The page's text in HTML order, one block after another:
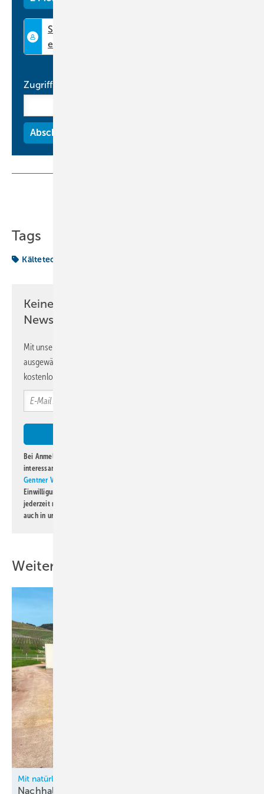
Prozessüberwachung erleichtert. Die integrierte Ultraschall-
Durchflussmessung basiert auf Laufzeitdifferenzen, erfordert keine
Eingabe der Ventilstellung und funktioniert ohne direkten
Mediumkontakt, wodurch Ablagerungen oder Verschmutzungen kaum
Rücklauftemperaturen. Über Analogschnittstellen und Modbus RTU
lässt sich das System nahtlos in übergeordnete
stehen alle Prozessparameter für Auswertung und Optimierung zur
Verfügung.
www.ksb.com
Zugriffscode
Tags
Kältetechnik
Keine Zeit? Kein Problem mit dem KK
Newsletter!
Mit unserem Newsletter erhalten Sie regelmäßig von uns
ausgewählte Informationen und Neuigkeiten, gebündelt und
kostenlos direkt ins Postfach.
Bei Anmeldung zu diesem Newsletter bin ich damit einverstanden, über
interessante Verlags- und Online-Angebote
Gentner Verlag GmbH & Co. KG
Einwilligung kann ich jederzeit widerrufen und eine Abmeldung ist
jederzeit möglich. Informationen zum Umgang mit Daten finden Sie
auch in unserer
Weitere Inhalte
Mit natürlichem Kältemittel zum CO2-neutralen Standort
Nachhaltige